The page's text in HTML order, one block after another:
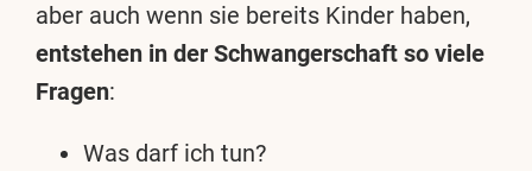
aber auch wenn sie bereits Kinder haben,
entstehen in der Schwangerschaft so viele
Fragen:
Was darf ich tun?